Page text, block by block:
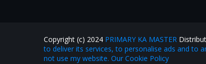
Copyright (c) 2024 PRIMARY KA MASTER
to deliver its services, to personalise ads and to
not use my website. Our Cookie Policy